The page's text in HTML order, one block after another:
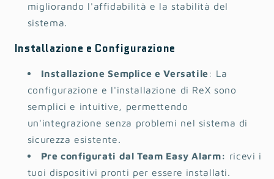
migliorando l'affidabilità e la stabilità del
sistema.
Installazione e Configurazione
Installazione Semplice e Versatile: La
configurazione e l'installazione di ReX sono
semplici e intuitive, permettendo
un'integrazione senza problemi nel sistema di
sicurezza esistente.
Pre configurati dal Team Easy Alarm: ricevi i
tuoi dispositivi pronti per essere installati.